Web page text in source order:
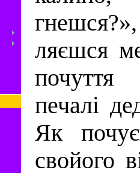
ляєшся
печалі
Як
свойого